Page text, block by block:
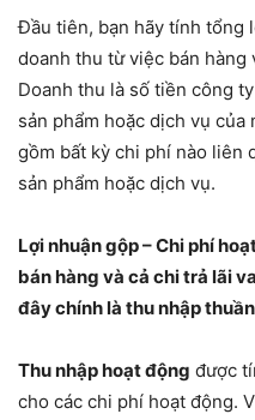
Đầu tiên, bạn hãy tính tổng
doanh thu từ việc bán hàng
Doanh thu là số tiền công
sản phẩm hoặc dịch vụ của
gồm bất kỳ chi phí nào liên
sản phẩm hoặc dịch vụ.
Lợi nhuận gộp – Chi phí
bán hàng và cả chi trả lãi
đây chính là thu nhập
Thu nhập hoạt động được
cho các chi phí hoạt động.